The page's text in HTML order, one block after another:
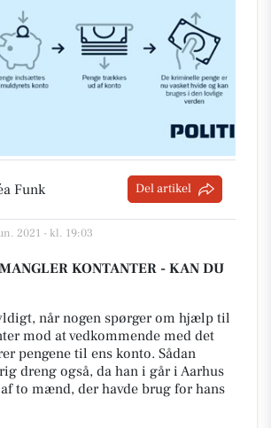
Funk Del artikel
2021 - kl. 19:03
MANGLER KONTANTER - KAN DU
når nogen spørger om hjælp til
mod at vedkommende med det
pengene til ens konto. Sådan
dreng også, da han i går i Aarhus
to mænd, der havde brug for hans